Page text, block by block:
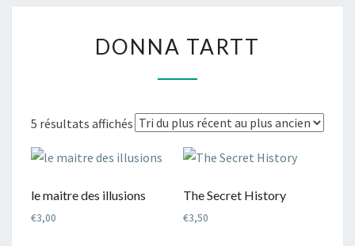
TARTT
DONNA TARTT
5 résultats affichés Trié
plus
le maitre des illusions
€3,00
The Secret History
€3,50